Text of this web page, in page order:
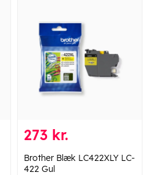
273 kr.
Brother Blæk LC422XLY LC-
422 Gul